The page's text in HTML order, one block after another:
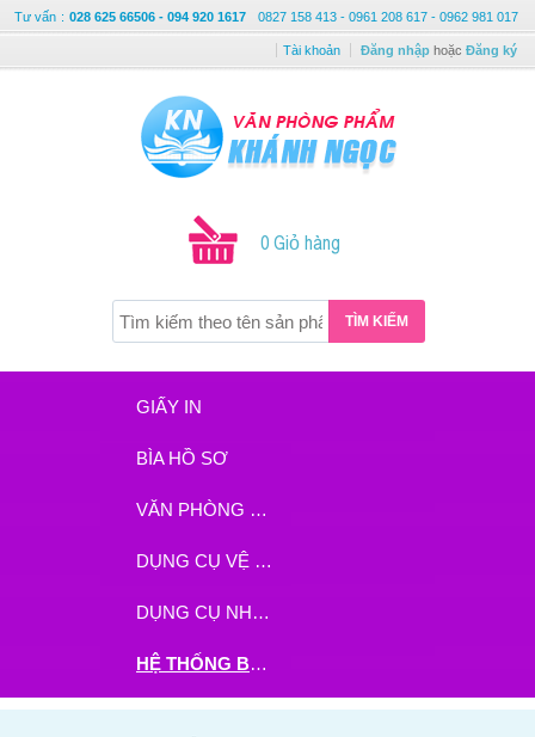
Tư vấn : 028 625 66506 - 094 920 1617 0827 158 413 - 0961 208 617 - 0962 981 017
Tài khoản Đăng nhập hoặc Đăng ký
0 Giỏ hàng
TÌM KIẾM
GIẤY IN
BÌA HỒ SƠ
VĂN PHÒNG PHẨM
DỤNG CỤ VỆ SINH
DỤNG CỤ NHÀ BẾP
HỆ THỐNG BHX - TGDĐ ĐẶT HÀNG TẠI ĐÂY